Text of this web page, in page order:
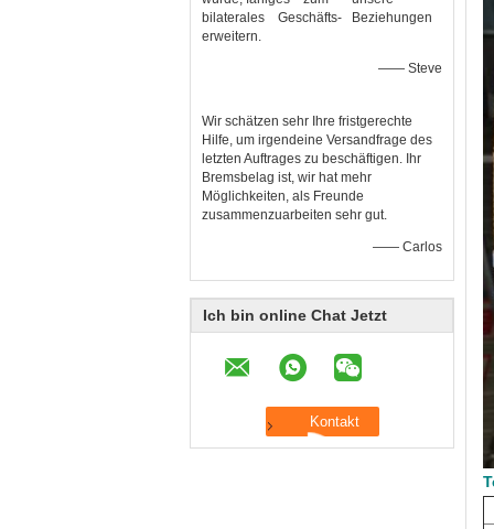
bilaterales Geschäfts- Beziehungen
erweitern.
—— Steve
Wir schätzen sehr Ihre fristgerechte
Hilfe, um irgendeine Versandfrage des
letzten Auftrages zu beschäftigen. Ihr
Bremsbelag ist, wir hat mehr
Möglichkeiten, als Freunde
zusammenzuarbeiten sehr gut.
—— Carlos
Ich bin online Chat Jetzt